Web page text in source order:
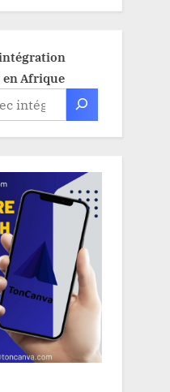
intégration
en Afrique